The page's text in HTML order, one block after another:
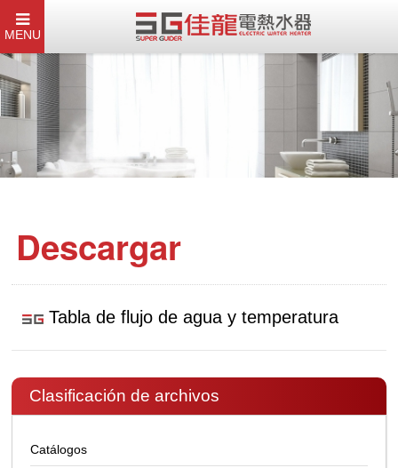
MENU
Descargar
Tabla de flujo de agua y temperatura
Clasificación de archivos
Catálogos